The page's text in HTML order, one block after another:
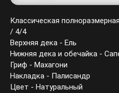
Классическая
/ 4/4
Верхняя дека - Ель
Нижняя дека и обечайка -
Гриф - Махагони
Накладка - Палисандр
Цвет - Натуральный